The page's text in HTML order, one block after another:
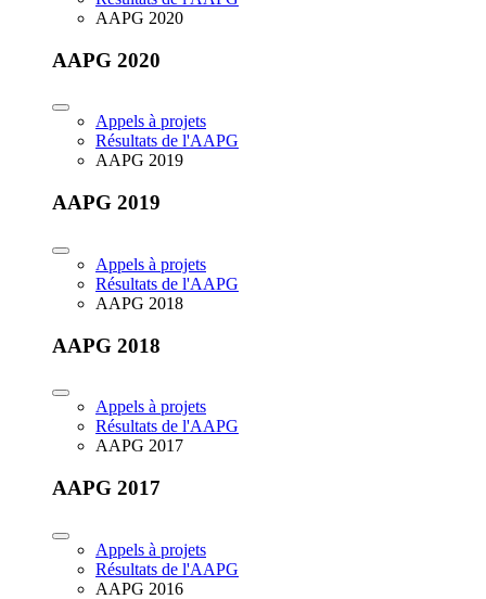
AAPG 2020
AAPG 2020
Appels à projets
Résultats de l'AAPG
AAPG 2019
AAPG 2019
Appels à projets
Résultats de l'AAPG
AAPG 2018
AAPG 2018
Appels à projets
Résultats de l'AAPG
AAPG 2017
AAPG 2017
Appels à projets
Résultats de l'AAPG
AAPG 2016